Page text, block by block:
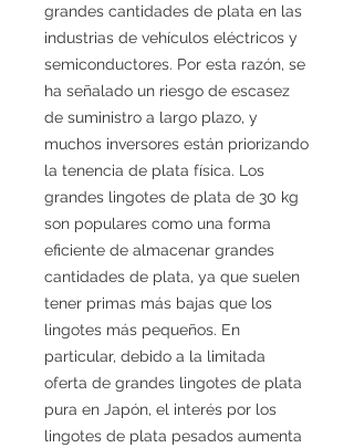
grandes cantidades de plata en las
industrias de vehículos eléctricos y
semiconductores. Por esta razón, se
ha señalado un riesgo de escasez
de suministro a largo plazo, y
muchos inversores están priorizando
la tenencia de plata física. Los
grandes lingotes de plata de 30 kg
son populares como una forma
eficiente de almacenar grandes
cantidades de plata, ya que suelen
tener primas más bajas que los
lingotes más pequeños. En
particular, debido a la limitada
oferta de grandes lingotes de plata
pura en Japón, el interés por los
lingotes de plata pesados aumenta